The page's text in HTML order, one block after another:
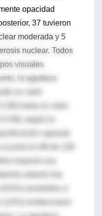
opacidad
37 tuvieron
moderada y 5
nuclear. Todos
visuales
la agudeza
según la
capsular
en 88 de 139
requirió una
anterior fue